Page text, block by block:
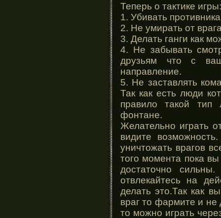
Теперь о тактике
1. Убивать
2. Не умирать от
3. Делать ганги как
4. Не забывать
друзьям что с
направление.
5. Не заставлять
Так как есть люди
правило такой
фонтане.
Желательно играть
видите
уничтожать врагов
того момента пока
достаточно
отвлекайтесь на
делать это.Так как
враг то фармите и
то можно играть